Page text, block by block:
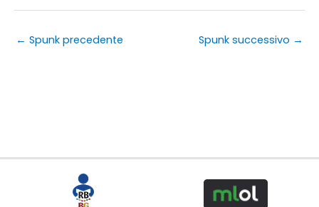
← Spunk precedente Spunk successivo →